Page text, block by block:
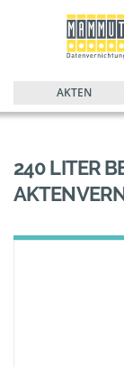
AKTEN
240 LITER